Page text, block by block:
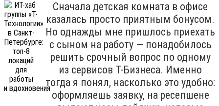
Сначала детская комната в офисе
казалась просто приятным бонусом.
Но однажды мне пришлось приехать
с сыном на работу — понадобилось
решить срочный вопрос по одному
из сервисов Т-Бизнеса. Именно
тогда я понял, насколько это удобно:
оформляешь заявку, на ресепшене